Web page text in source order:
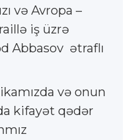
və Avropa –
iş üzrə
Abbasov ətraflı
və onun
kifayət qədər